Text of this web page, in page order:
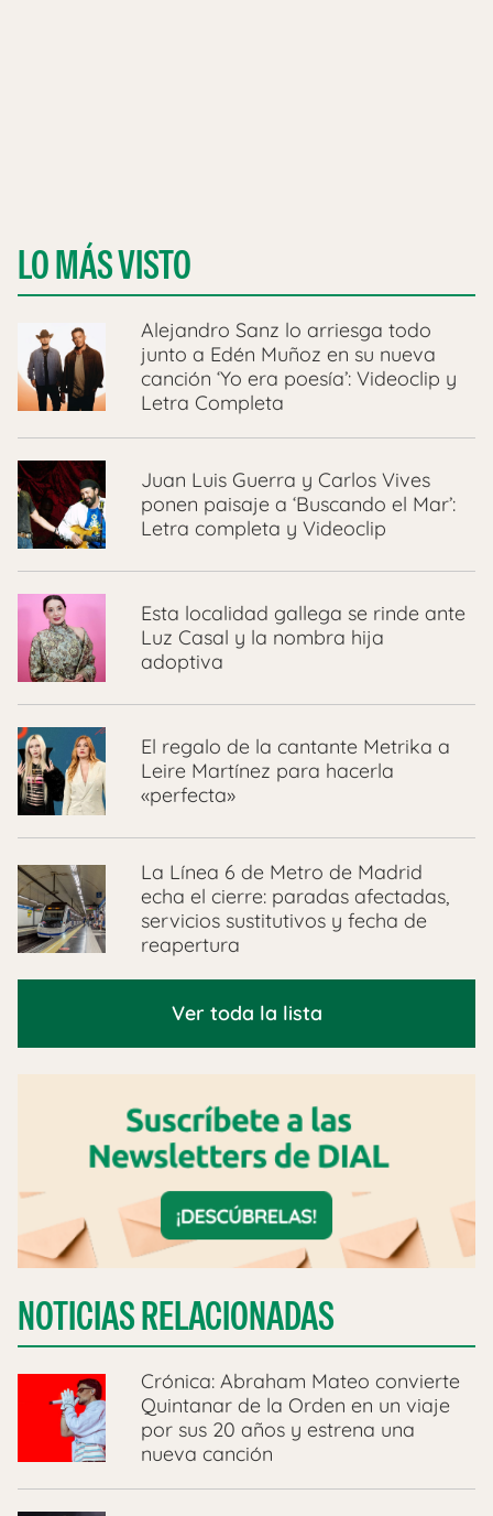
LO MÁS VISTO
Alejandro Sanz lo arriesga todo
junto a Edén Muñoz en su nueva
canción ‘Yo era poesía’: Videoclip y
Letra Completa
Juan Luis Guerra y Carlos Vives
ponen paisaje a ‘Buscando el Mar’:
Letra completa y Videoclip
Esta localidad gallega se rinde ante
Luz Casal y la nombra hija
adoptiva
El regalo de la cantante Metrika a
Leire Martínez para hacerla
«perfecta»
La Línea 6 de Metro de Madrid
echa el cierre: paradas afectadas,
servicios sustitutivos y fecha de
reapertura
Ver toda la lista
NOTICIAS RELACIONADAS
Crónica: Abraham Mateo convierte
Quintanar de la Orden en un viaje
por sus 20 años y estrena una
nueva canción